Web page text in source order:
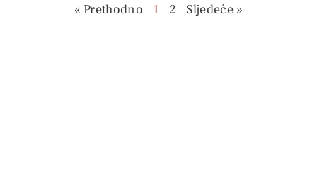
« Prethodno 1 2 Sljedeće »